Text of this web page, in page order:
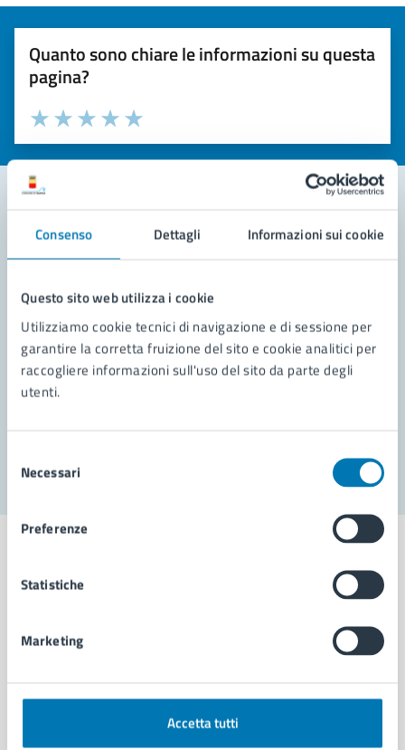
Consenso Dettagli Informazioni sui cookie
Questo sito web utilizza i cookie
Utilizziamo cookie tecnici di navigazione e di sessione per
garantire la corretta fruizione del sito e cookie analitici per
raccogliere informazioni sull'uso del sito da parte degli
utenti.
delNecessari
Preferenze
Statistiche
Marketing
Accetta tutti
Quanto sono chiare le informazioni su questa
pagina?
Valuta la chiarezza delle informazioni (da 1 a 5 stelle)
Seleziona il numero di stelle per valutare la chiarezza delle
Valuta 5 stelle su 5
Valuta 4 stelle su 5
Valuta 3 stelle su 5
Valuta 2 stelle su 5
Valuta 1 stelle su 5
Contatta il comune
Richiedi assistenza
Prenota appuntamento
Problemi in città
Aree amministrative